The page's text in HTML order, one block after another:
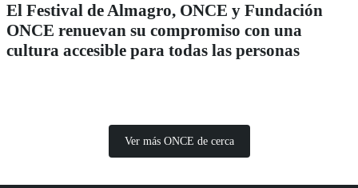
El Festival de Almagro, ONCE y Fundación
ONCE renuevan su compromiso con una
cultura accesible para todas las personas
Ver más ONCE de cerca